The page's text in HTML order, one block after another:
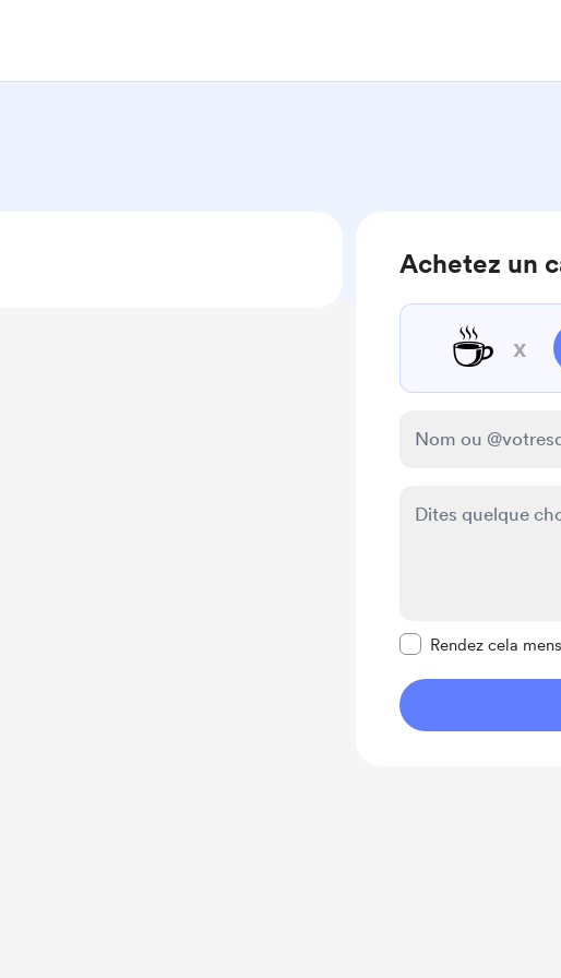
Achetez un
☕ x
Rendez cela